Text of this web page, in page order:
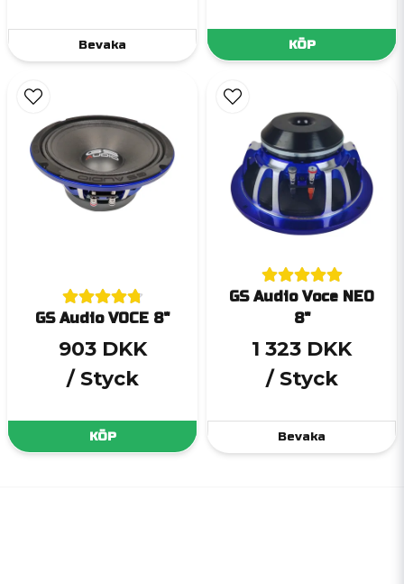
Bevaka KÖP
GS Audio VOCE 8"
903 DKK
/ Styck
KÖP
GS Audio Voce NEO
8"
1 323 DKK
/ Styck
Bevaka